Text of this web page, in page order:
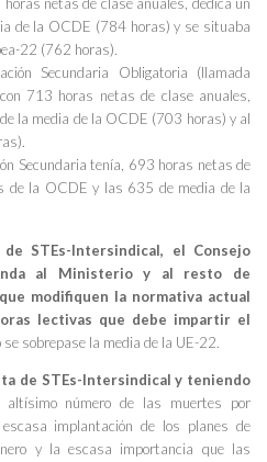
de la OCDE (784 horas) y se situaba
22 (762 horas).
Secundaria Obligatoria (llamada
713 horas netas de clase anuales,
la media de la OCDE (703 horas) y al
Secundaria tenía, 693 horas netas de
de la OCDE y las 635 de media de la
STEs-Intersindical, el Consejo
al Ministerio y al resto de
modifiquen la normativa actual
lectivas que debe impartir el
se sobrepase la media de la UE-22.
de STEs-Intersindical y teniendo
altísimo número de las muertes por
implantación de los planes de
y la escasa importancia que las